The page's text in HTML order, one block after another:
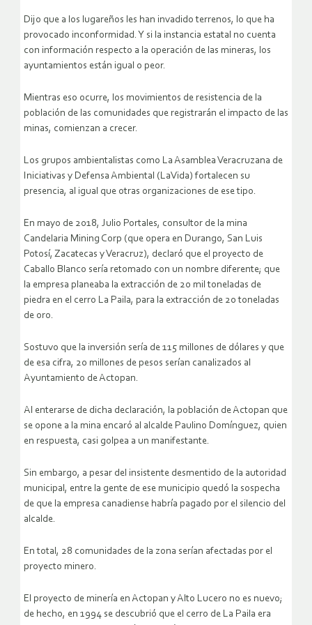
Dijo que a los lugareños les han invadido terrenos, lo que ha
provocado inconformidad. Y si la instancia estatal no cuenta
con información respecto a la operación de las mineras, los
ayuntamientos están igual o peor.
Mientras eso ocurre, los movimientos de resistencia de la
población de las comunidades que registrarán el impacto de las
minas, comienzan a crecer.
Los grupos ambientalistas como La Asamblea Veracruzana de
Iniciativas y Defensa Ambiental (LaVida) fortalecen su
presencia, al igual que otras organizaciones de ese tipo.
En mayo de 2018, Julio Portales, consultor de la mina
Candelaria Mining Corp (que opera en Durango, San Luis
Potosí, Zacatecas y Veracruz), declaró que el proyecto de
Caballo Blanco sería retomado con un nombre diferente; que
la empresa planeaba la extracción de 20 mil toneladas de
piedra en el cerro La Paila, para la extracción de 20 toneladas
de oro.
Sostuvo que la inversión sería de 115 millones de dólares y que
de esa cifra, 20 millones de pesos serían canalizados al
Ayuntamiento de Actopan.
Al enterarse de dicha declaración, la población de Actopan que
se opone a la mina encaró al alcalde Paulino Domínguez, quien
en respuesta, casi golpea a un manifestante.
Sin embargo, a pesar del insistente desmentido de la autoridad
municipal, entre la gente de ese municipio quedó la sospecha
de que la empresa canadiense habría pagado por el silencio del
alcalde.
En total, 28 comunidades de la zona serían afectadas por el
proyecto minero.
El proyecto de minería en Actopan y Alto Lucero no es nuevo;
de hecho, en 1994 se descubrió que el cerro de La Paila era